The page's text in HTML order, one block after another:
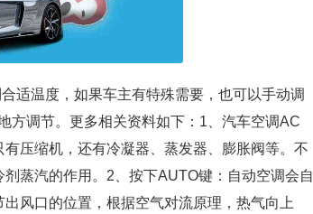
适温度，如果车主有特殊需要，也可以手动调
方调节。更多相关资料如下：1、汽车空调AC
压缩机，还有冷凝器、蒸发器、膨胀阀等。不
蒸汽的作用。2、按下AUTO键：自动空调会自
风口的位置，根据空气对流原理，热气向上